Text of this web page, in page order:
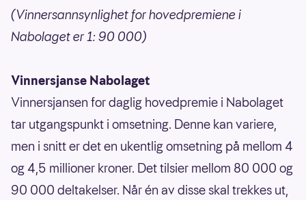
(Vinnersannsynlighet for hovedpremiene i
Nabolaget er 1: 90 000)
Vinnersjanse Nabolaget
Vinnersjansen for daglig hovedpremie i Nabolaget
tar utgangspunkt i omsetning. Denne kan variere,
men i snitt er det en ukentlig omsetning på mellom 4
og 4,5 millioner kroner. Det tilsier mellom 80 000 og
90 000 deltakelser. Når én av disse skal trekkes ut,